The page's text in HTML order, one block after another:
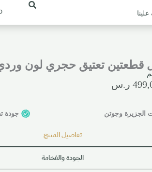
قطعتين تعتيق حجري لون
ر.س
الجزيرة وجوتن جودة
تفاصيل المنتج
الجودة والفخامة